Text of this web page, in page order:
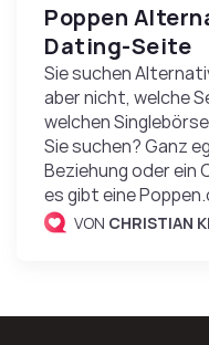
Poppen
Dating-Seite
Sie suchen
aber nicht, welche
welchen
Sie suchen? Ganz
Beziehung oder ein
es gibt eine
VON CHRISTIAN